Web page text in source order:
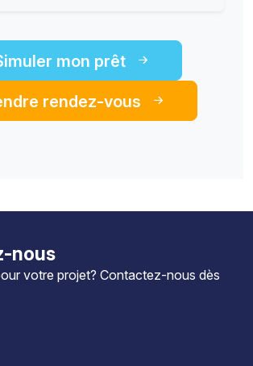
mon prêt
rendez-vous
nous
votre projet? Contactez-nous dès